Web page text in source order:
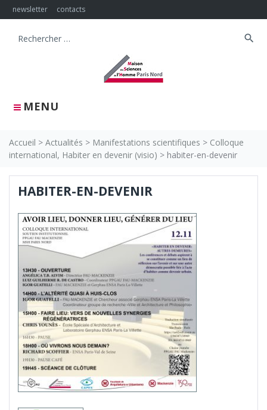
Skip
to
newsletter contacts
MENU
Search
search
Accueil > Actualités > Manifestations scientifiques > Colloque
international, Habiter en devenir (visio) > habiter-en-devenir
HABITER-EN-DEVENIR